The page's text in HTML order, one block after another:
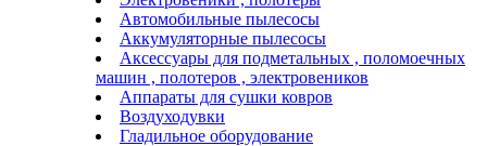
Автомобильные пылесосы
Аккумуляторные пылесосы
Аксессуары для подметальных , поломоечных
машин , полотеров , электровеников
Аппараты для сушки ковров
Воздуходувки
Гладильное оборудование